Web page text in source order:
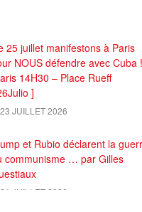
25 juillet manifestons à Paris
NOUS défendre avec Cuba !
14H30 – Place Rueff
]
JUILLET 2026
et Rubio déclarent la
communisme … par Gilles
21 JUILLET 2026